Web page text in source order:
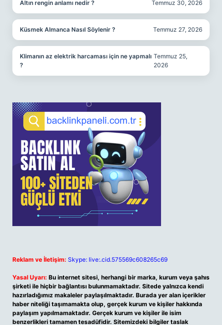
Altın rengin anlamı nedir ? Temmuz 30, 2026
Küsmek Almanca Nasıl Söylenir ? Temmuz 27, 2026
Klimanın az elektrik harcaması için ne yapmalı
?
Temmuz 25,
2026
Reklam ve İletişim: Skype: live:.cid.575569c608265c69
Yasal Uyarı: Bu internet sitesi, herhangi bir marka, kurum veya şahıs
şirketi ile hiçbir bağlantısı bulunmamaktadır. Sitede yalnızca kendi
hazırladığımız makaleler paylaşılmaktadır. Burada yer alan içerikler
haber niteliği taşımamakta olup, gerçek kurum ve kişiler hakkında
paylaşım yapılmamaktadır. Gerçek kurum ve kişiler ile isim
benzerlikleri tamamen tesadüfidir. Sitemizdeki bilgiler taslak